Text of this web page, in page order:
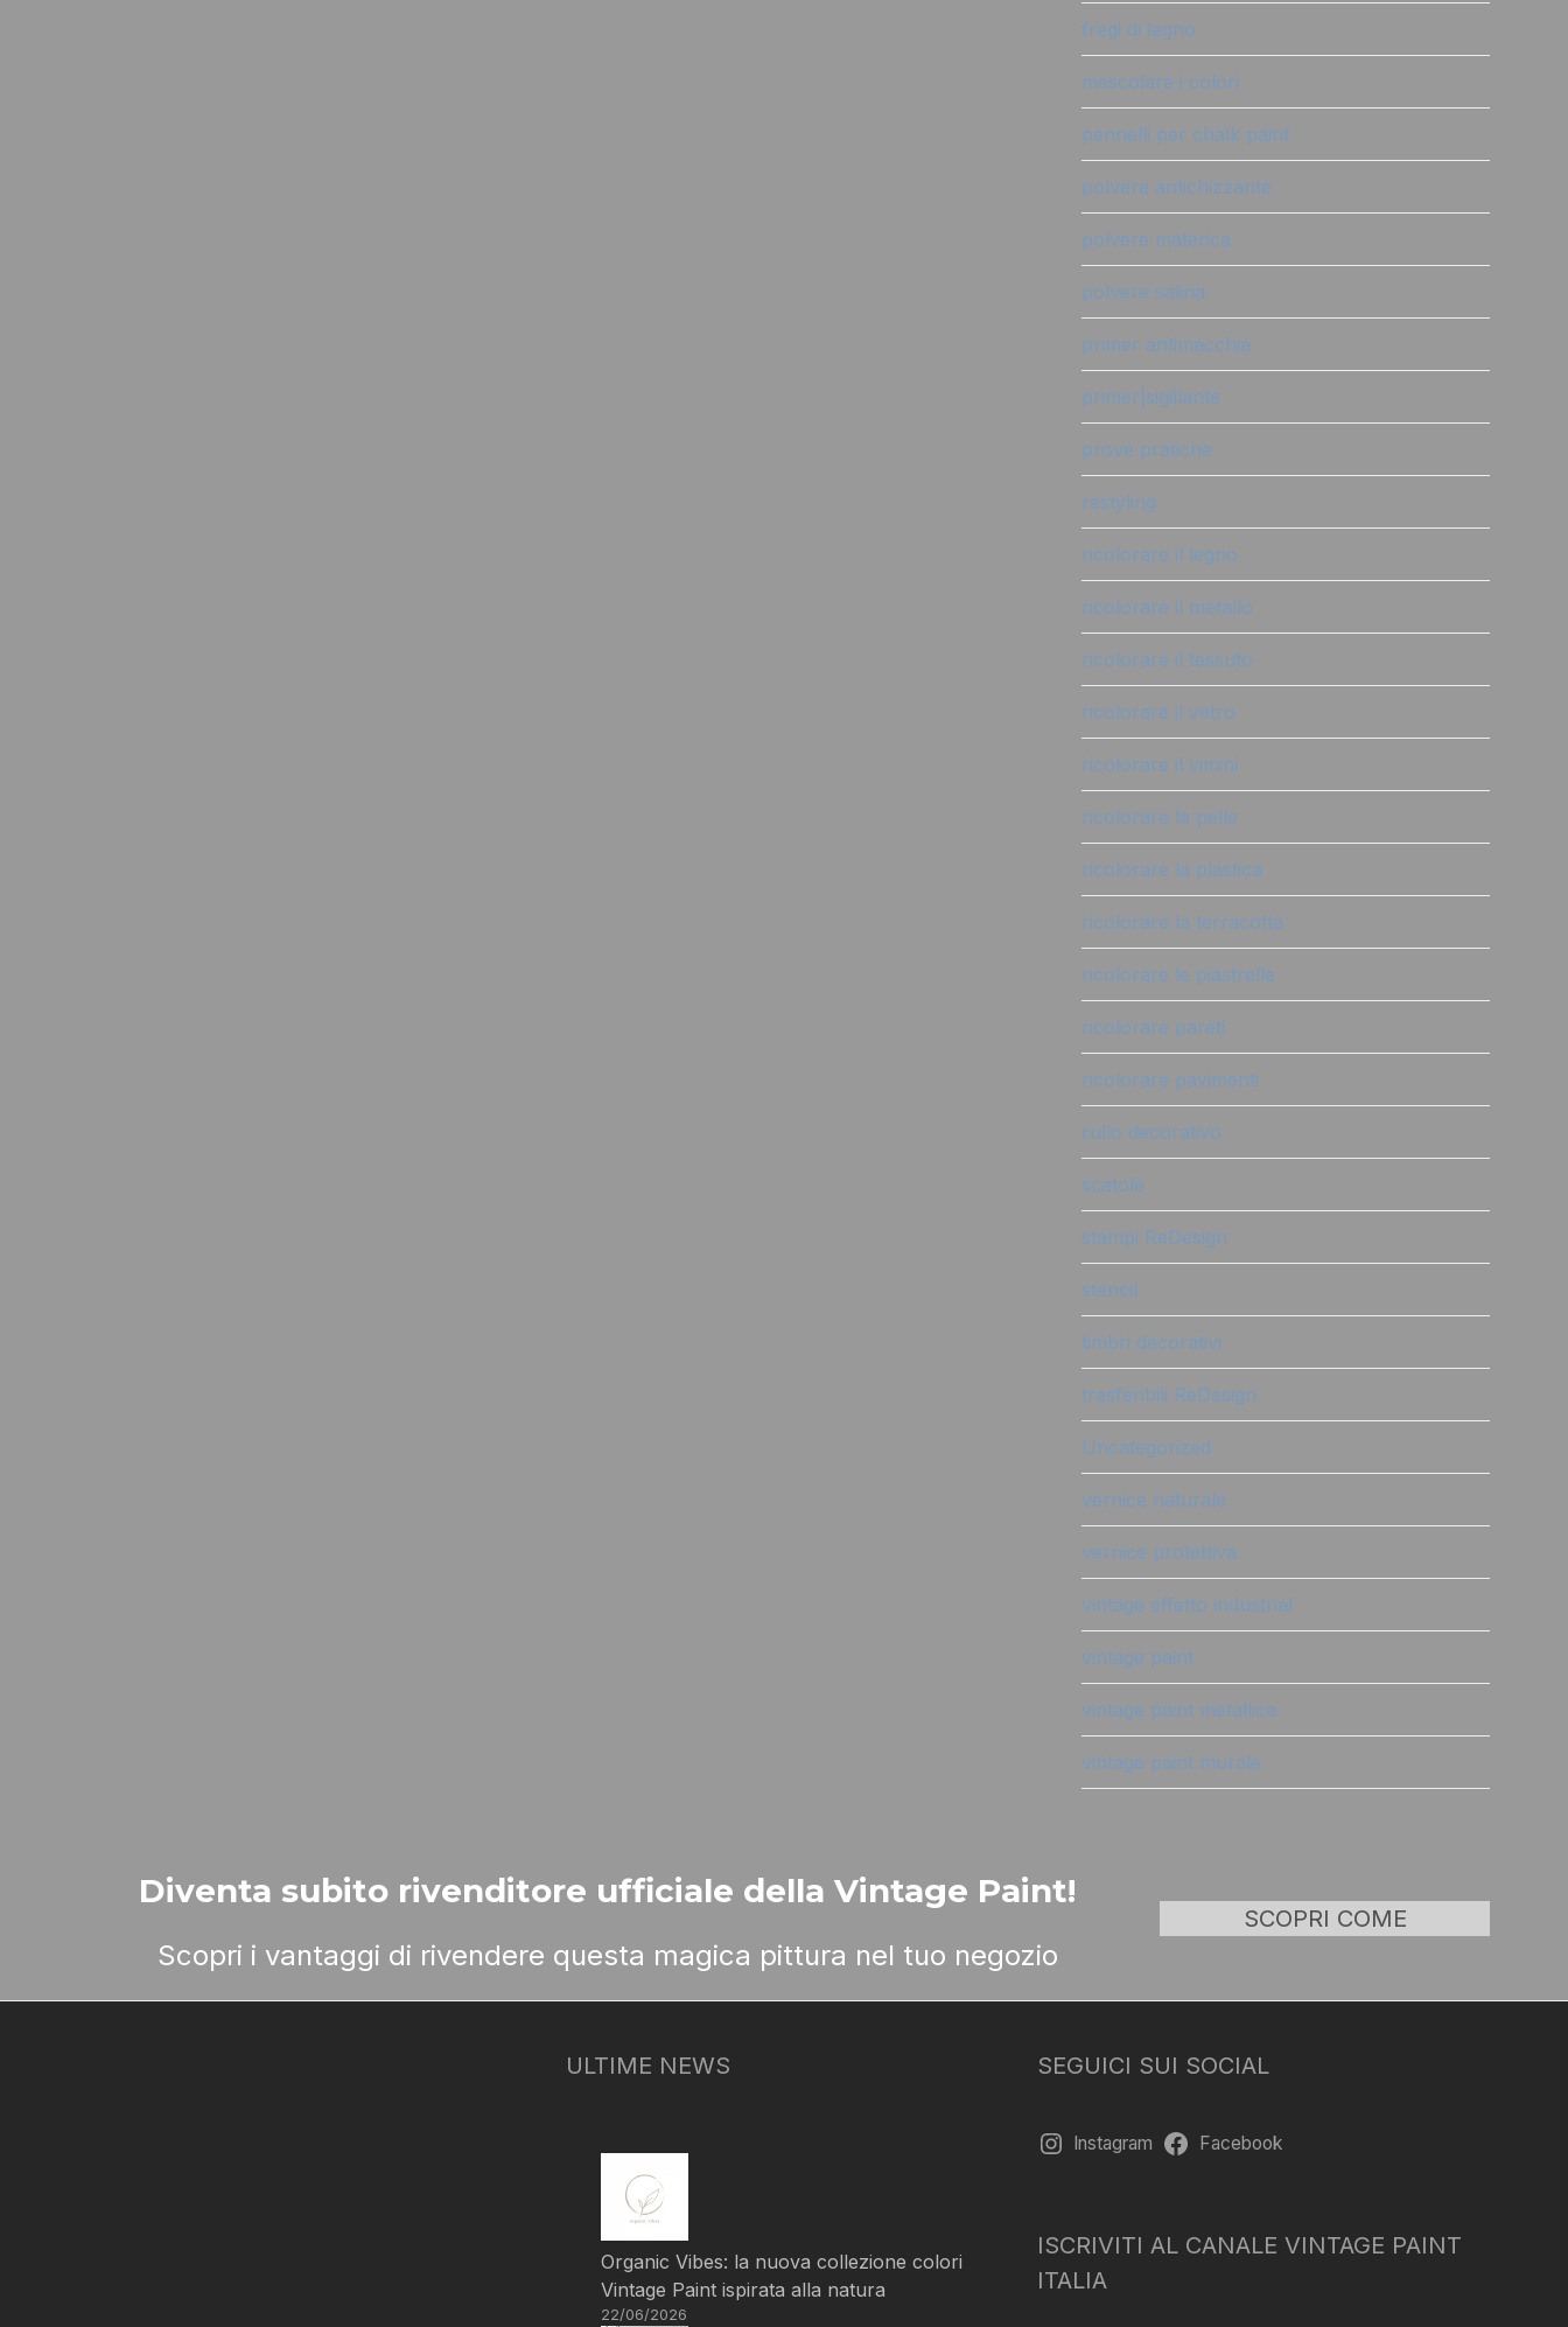
fregi di legno
mescolare i colori
pennelli per chalk paint
polvere antichizzante
polvere materica
polvere salina
primer antimacchia
primer|sigillante
prove pratiche
restyling
ricolorare il legno
ricolorare il metallo
ricolorare il tessuto
ricolorare il vetro
ricolorare il vimini
ricolorare la pelle
ricolorare la plastica
ricolorare la terracotta
ricolorare le piastrelle
ricolorare pareti
ricolorare pavimenti
rullo decorativo
scatole
stampi ReDesign
stencil
timbri decorativi
trasferibili ReDesign
Uncategorized
vernice naturale
vernice protettiva
vintage effetto industrial
vintage paint
vintage paint metallica
vintage paint murale
Diventa subito rivenditore ufficiale della Vintage Paint!
Scopri i vantaggi di rivendere questa magica pittura nel tuo negozio
SCOPRI COME
ULTIME NEWS
Organic Vibes: la nuova collezione colori
Vintage Paint ispirata alla natura
22/06/2026
SEGUICI SUI SOCIAL
Instagram Facebook
ISCRIVITI AL CANALE VINTAGE PAINT
ITALIA